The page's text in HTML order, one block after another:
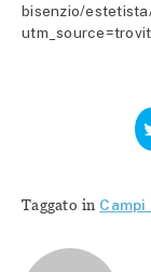
bisenzio/
Taggato in Campi